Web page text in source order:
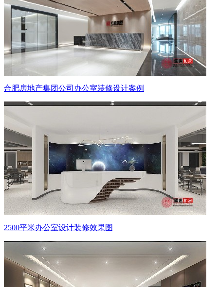
合肥房地产集团公司办公室装修设计案例
2500平米办公室设计装修效果图